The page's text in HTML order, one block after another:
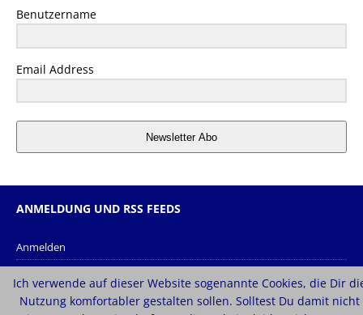
Benutzername
Email Address
Newsletter Abo
ANMELDUNG UND RSS FEEDS
Anmelden
Kommentar-Feed
Ich verwende auf dieser Website sogenannte Cookies, die Dir
Nutzung komfortabler gestalten sollen. Solltest Du damit nicht